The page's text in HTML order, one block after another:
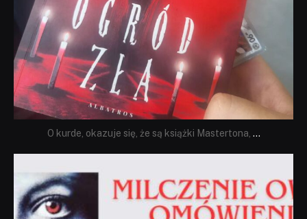
O kurde, okazuje się, że są książki Mastertona, ...